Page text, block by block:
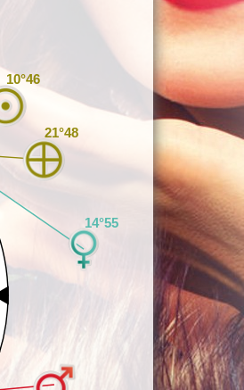
14°55
21°48
10°46